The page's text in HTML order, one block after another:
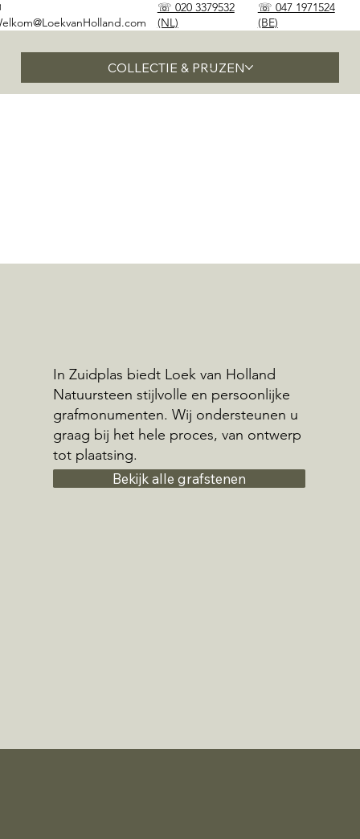
COLLECTIE & PRIJZEN
☏ 020 3379532
(NL)
☏ 047 1971524
(BE)
In Zuidplas biedt Loek van Holland
Natuursteen stijlvolle en persoonlijke
grafmonumenten. Wij ondersteunen u
graag bij het hele proces, van ontwerp
tot plaatsing.
Bekijk alle grafstenen